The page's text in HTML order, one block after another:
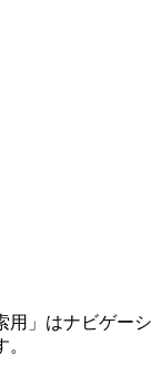
用」はナビゲーシ